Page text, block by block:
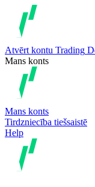
Atvērt kontu Trading
Mans konts
Mans konts
Tirdzniecība tiešsaistē
Help